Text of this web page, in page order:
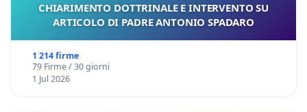
CHIARIMENTO DOTTRINALE E INTERVENTO SU
ARTICOLO DI PADRE ANTONIO SPADARO
1 214 firme
79 Firme / 30 giorni
1 Jul 2026